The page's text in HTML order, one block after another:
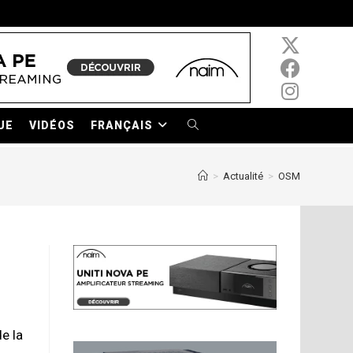
VIDÉOS FRANÇAIS TOGGLE
> Actualité > OSM
la